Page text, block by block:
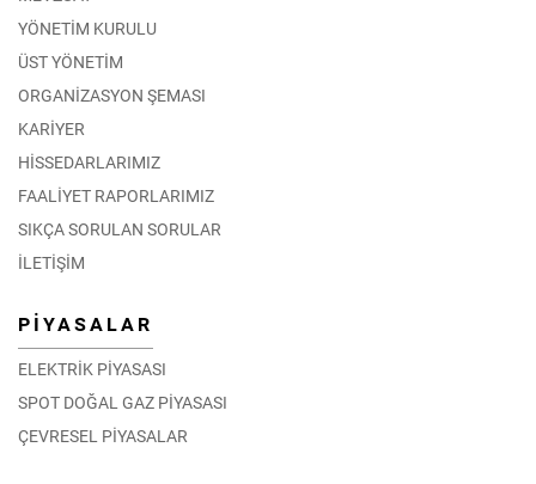
YÖNETİM KURULU
ÜST YÖNETİM
ORGANİZASYON ŞEMASI
KARİYER
HİSSEDARLARIMIZ
FAALİYET RAPORLARIMIZ
SIKÇA SORULAN SORULAR
İLETİŞİM
PİYASALAR
ELEKTRİK PİYASASI
SPOT DOĞAL GAZ PİYASASI
ÇEVRESEL PİYASALAR